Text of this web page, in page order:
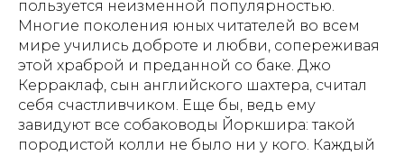
пользуется неизменной популярностью.
Многие поколения юных читателей во всем
мире учились доброте и любви, сопереживая
этой храброй и преданной со баке. Джо
Керраклаф, сын английского шахтера, считал
себя счастливчиком. Еще бы, ведь ему
завидуют все собаководы Йоркшира: такой
породистой колли не было ни у кого. Каждый